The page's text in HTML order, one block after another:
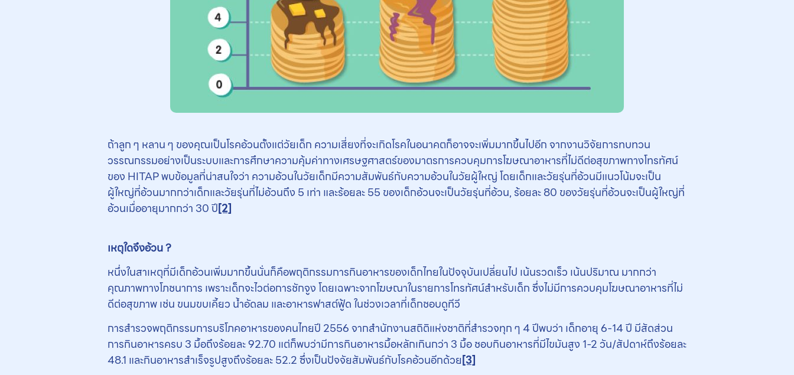
ถ้าลูก ๆ หลาน ๆ ของคุณเป็นโรคอ้วนตั้งแต่วัยเด็ก ความเสี่ยงที่จะเกิดโรคในอนาคตก็อาจจะเพิ่มมากขึ้นไปอีก จากงานวิจัยการทบทวน
วรรณกรรมอย่างเป็นระบบและการศึกษาความคุ้มค่าทางเศรษฐศาสตร์ของมาตรการควบคุมการโฆษณาอาหารที่ไม่ดีต่อสุขภาพทางโทรทัศน์
ของ HITAP พบข้อมูลที่น่าสนใจว่า ความอ้วนในวัยเด็กมีความสัมพันธ์กับความอ้วนในวัยผู้ใหญ่ โดยเด็กและวัยรุ่นที่อ้วนมีแนวโน้มจะเป็น
ผู้ใหญ่ที่อ้วนมากกว่าเด็กและวัยรุ่นที่ไม่อ้วนถึง 5 เท่า และร้อยละ 55 ของเด็กอ้วนจะเป็นวัยรุ่นที่อ้วน, ร้อยละ 80 ของวัยรุ่นที่อ้วนจะเป็นผู้ใหญ่ที่
อ้วนเมื่ออายุมากกว่า 30 ปี[2]
เหตุใดจึงอ้วน?
หนึ่งในสาเหตุที่มีเด็กอ้วนเพิ่มมากขึ้นนั่นก็คือพฤติกรรมการกินอาหารของเด็กไทยในปัจจุบันเปลี่ยนไป เน้นรวดเร็ว เน้นปริมาณ มากกว่า
คุณภาพทางโภชนาการ เพราะเด็กจะไวต่อการชักจูง โดยเฉพาะจากโฆษณาในรายการโทรทัศน์สำหรับเด็ก ซึ่งไม่มีการควบคุมโฆษณาอาหารที่ไม่
ดีต่อสุขภาพ เช่น ขนมขบเคี้ยว น้ำอัดลม และอาหารฟาสต์ฟู้ด ในช่วงเวลาที่เด็กชอบดูทีวี
การสำรวจพฤติกรรมการบริโภคอาหารของคนไทยปี 2556 จากสำนักงานสถิติแห่งชาติที่สำรวจทุก ๆ 4 ปีพบว่า เด็กอายุ 6-14 ปี มีสัดส่วน
การกินอาหารครบ 3 มื้อถึงร้อยละ 92.70 แต่ก็พบว่ามีการกินอาหารมื้อหลักเกินกว่า 3 มื้อ ชอบกินอาหารที่มีไขมันสูง 1-2 วัน/สัปดาห์ถึงร้อยละ
48.1 และกินอาหารสำเร็จรูปสูงถึงร้อยละ 52.2 ซึ่งเป็นปัจจัยสัมพันธ์กับโรคอ้วนอีกด้วย[3]